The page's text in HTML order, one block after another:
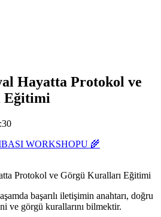
Hayatta Protokol ve
Eğitimi
WORKSHOPU 🌾
başarılı iletişimin anahtarı, doğru
ve görgü kurallarını bilmektir.